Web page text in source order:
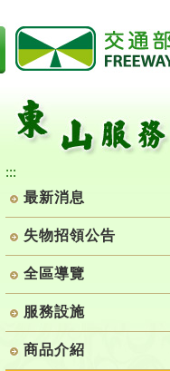
到
主
內
:::
最新消息
失物招領公告
全區導覽
服務設施
商品介紹